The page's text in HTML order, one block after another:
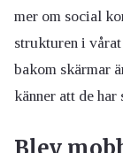
mer om social
strukturen i
bakom skärmar
känner att de